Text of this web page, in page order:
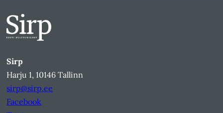
Sirp
Harju 1, 10146 Tallinn
sirp@sirp.ee
Facebook